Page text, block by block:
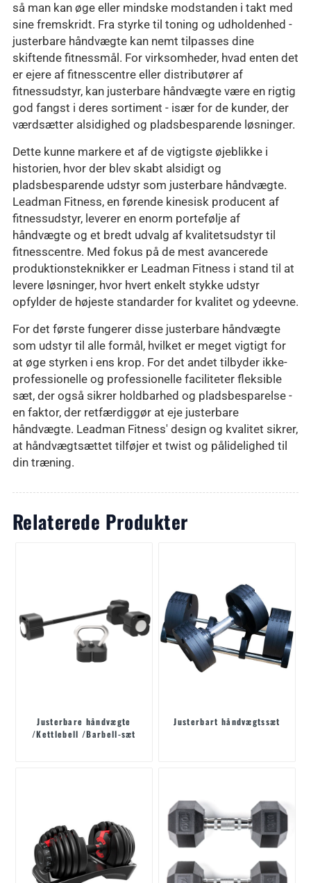
så man kan øge eller mindske modstanden i takt med
sine fremskridt. Fra styrke til toning og udholdenhed -
justerbare håndvægte kan nemt tilpasses dine
skiftende fitnessmål. For virksomheder, hvad enten det
er ejere af fitnesscentre eller distributører af
fitnessudstyr, kan justerbare håndvægte være en rigtig
god fangst i deres sortiment - især for de kunder, der
værdsætter alsidighed og pladsbesparende løsninger.
Dette kunne markere et af de vigtigste øjeblikke i
historien, hvor der blev skabt alsidigt og
pladsbesparende udstyr som justerbare håndvægte.
Leadman Fitness, en førende kinesisk producent af
fitnessudstyr, leverer en enorm portefølje af
håndvægte og et bredt udvalg af kvalitetsudstyr til
fitnesscentre. Med fokus på de mest avancerede
produktionsteknikker er Leadman Fitness i stand til at
levere løsninger, hvor hvert enkelt stykke udstyr
opfylder de højeste standarder for kvalitet og ydeevne.
For det første fungerer disse justerbare håndvægte
som udstyr til alle formål, hvilket er meget vigtigt for
at øge styrken i ens krop. For det andet tilbyder ikke-
professionelle og professionelle faciliteter fleksible
sæt, der også sikrer holdbarhed og pladsbesparelse -
en faktor, der retfærdiggør at eje justerbare
håndvægte. Leadman Fitness' design og kvalitet sikrer,
at håndvægtsættet tilføjer et twist og pålidelighed til
din træning.
Relaterede Produkter
Justerbare håndvægte
/Kettlebell /Barbell-sæt
Justerbart håndvægtssæt